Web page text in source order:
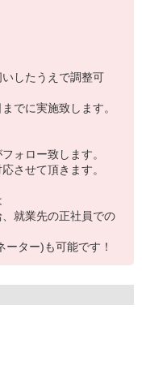
したうえで調整可
でに実施致します。
ォロー致します。
させて頂きます。
就業先の正社員での
ター)も可能です！